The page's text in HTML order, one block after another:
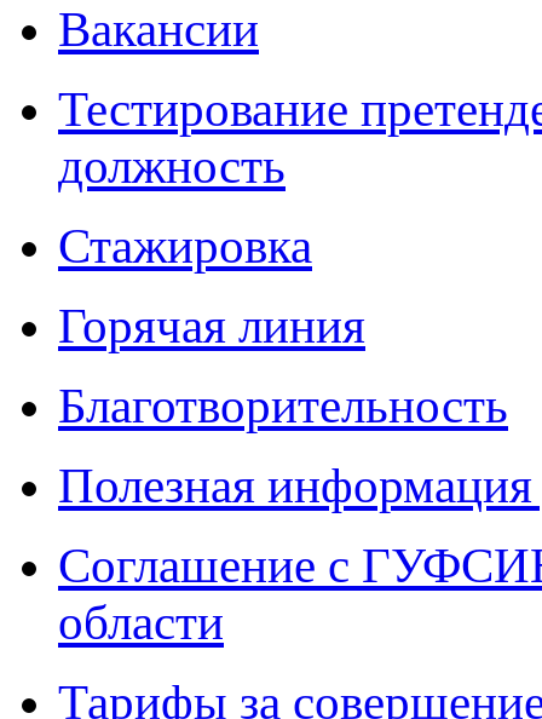
Вакансии
Тестирование
должность
Стажировка
Горячая линия
Благотворительность
Полезная
Соглашение с
области
Тарифы за